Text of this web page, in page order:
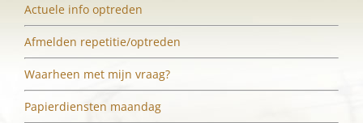
Actuele info optreden
Afmelden repetitie/optreden
Waarheen met mijn vraag?
Papierdiensten maandag